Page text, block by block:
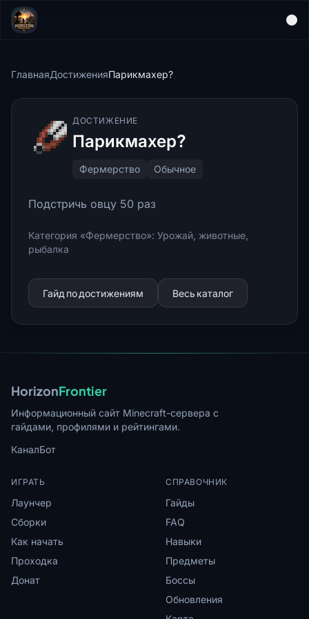
ГлавнаяДостиженияПарикмахер?
ДОСТИЖЕНИЕ
Парикмахер?
Фермерство Обычное
Подстричь овцу 50 раз
Категория «Фермерство»: Урожай, животные,
рыбалка
Гайд по достижениям Весь каталог
HorizonFrontier
Информационный сайт Minecraft-сервера с
гайдами, профилями и рейтингами.
КаналБот
ИГРАТЬ
Лаунчер
Сборки
Как начать
Проходка
Донат
СПРАВОЧНИК
Гайды
FAQ
Навыки
Предметы
Боссы
Обновления